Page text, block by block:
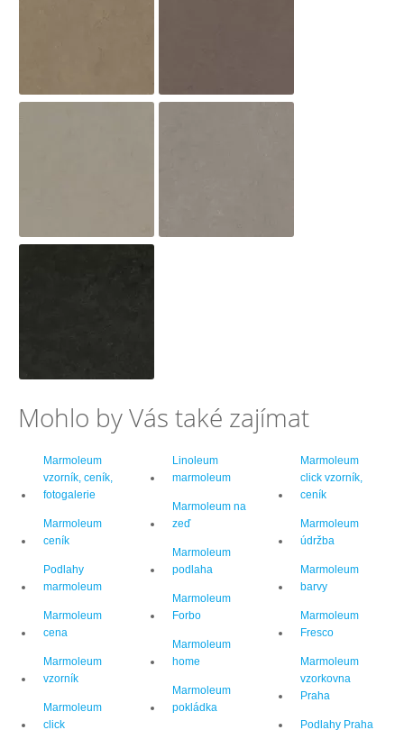
Mohlo by Vás také zajímat
Marmoleum
vzorník, ceník,
fotogalerie
Marmoleum
ceník
Podlahy
marmoleum
Marmoleum
cena
Marmoleum
vzorník
Marmoleum
click
Linoleum
marmoleum
Marmoleum na
zeď
Marmoleum
podlaha
Marmoleum
Forbo
Marmoleum
home
Marmoleum
pokládka
Marmoleum
click vzorník,
ceník
Marmoleum
údržba
Marmoleum
barvy
Marmoleum
Fresco
Marmoleum
vzorkovna
Praha
Podlahy Praha